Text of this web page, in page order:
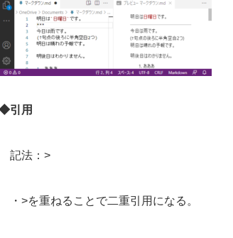
引用
記法： >
・ >を重ねることで二重引用になる。